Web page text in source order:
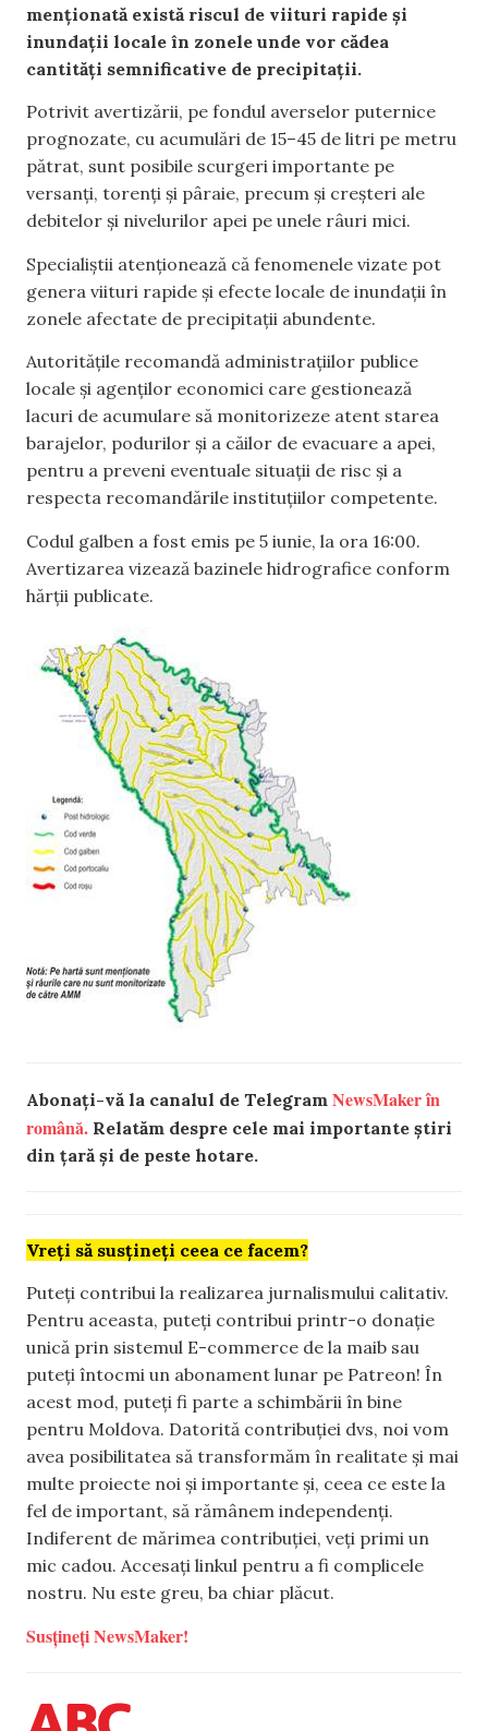
menționată există riscul de viituri rapide și
inundații locale în zonele unde vor cădea
cantități semnificative de precipitații.
Potrivit avertizării, pe fondul averselor puternice
prognozate, cu acumulări de 15–45 de litri pe metru
pătrat, sunt posibile scurgeri importante pe
versanți, torenți și pâraie, precum și creșteri ale
debitelor și nivelurilor apei pe unele râuri mici.
Specialiștii atenționează că fenomenele vizate pot
genera viituri rapide și efecte locale de inundații în
zonele afectate de precipitații abundente.
Autoritățile recomandă administrațiilor publice
locale și agenților economici care gestionează
lacuri de acumulare să monitorizeze atent starea
barajelor, podurilor și a căilor de evacuare a apei,
pentru a preveni eventuale situații de risc și a
respecta recomandările instituțiilor competente.
Codul galben a fost emis pe 5 iunie, la ora 16:00.
Avertizarea vizează bazinele hidrografice conform
hărții publicate.
Abonați-vă la canalul de Telegram NewsMaker în
română. Relatăm despre cele mai importante știri
din țară și de peste hotare.
Vreți să susțineți ceea ce facem?
Puteți contribui la realizarea jurnalismului calitativ.
Pentru aceasta, puteți contribui printr-o donație
unică prin sistemul E-commerce de la maib sau
puteți întocmi un abonament lunar pe Patreon! În
acest mod, puteți fi parte a schimbării în bine
pentru Moldova. Datorită contribuției dvs, noi vom
avea posibilitatea să transformăm în realitate și mai
multe proiecte noi și importante și, ceea ce este la
fel de important, să rămânem independenți.
Indiferent de mărimea contribuției, veți primi un
mic cadou. Accesați linkul pentru a fi complicele
nostru. Nu este greu, ba chiar plăcut.
Susțineți NewsMaker!